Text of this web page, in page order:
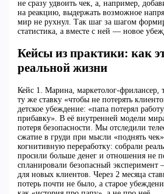
не сразу удвоить чек, а, например,
на реакцию, выдержать возможное
мир не рухнул. Так шаг за шагом
статистика, а вместе с ней — новое
Кейсы из практики: как
реальной жизни
Кейс 1. Марина, маркетолог‑фрилансер,
ту же ставку «чтобы не потерять
детское убеждение: «папа потерял
прибавку». В её внутренней модели
потеря безопасности. Мы отследили
сжатие в груди при мысли «поднять
когнитивную переработку: собрали
просили больше денег и отношения не
спланировали безопасный эксперимент
для новых клиентов. Через 2 месяца
потерь почти не было, а старое